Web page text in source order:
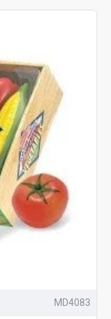
сприятливо
негативних
допомагаючи
батькам
та його
свої
тривог,
MD4083